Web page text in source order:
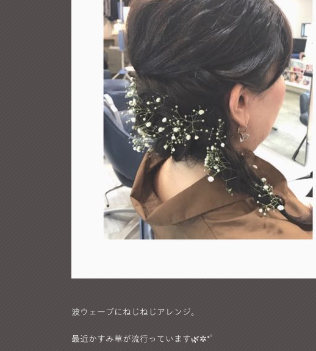
波ウェーブにねじねじアレンジ。
最近かすみ草が流行っています🌿✲*ﾟ